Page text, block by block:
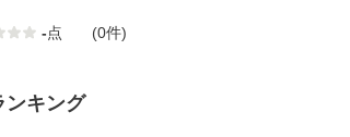
-点 (0件)
ンキング